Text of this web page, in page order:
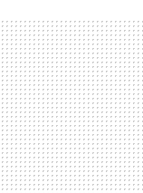
MAIL